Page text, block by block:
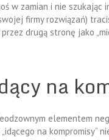
w zamian i nie szukając
firmy rozwiązań)
drugą stronę jako
na
elementem
na kompromisy”